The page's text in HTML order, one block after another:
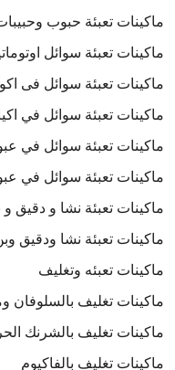
ماكينات تعبئة حبوب
ماكينات تعبئة سوائل
ماكينات تعبئة سوائل فى
ماكينات تعبئة سوائل في
ماكينات تعبئة سوائل في
ماكينات تعبئة سوائل في
ماكينات تعبئة نشا و دقيق
ماكينات تعبئة نشا ودقيق
ماكينات تعبئه وتغليف
ماكينات تغليف بالسلوفان
ماكينات تغليف بالشرنك
ماكينات تغليف بالفاكيوم